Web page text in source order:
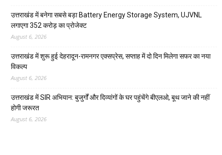
उत्तराखंड में बनेगा सबसे बड़ा Battery Energy Storage System, UJVNL
लगाएगा 352 करोड़ का प्रोजेक्ट
August 6, 2026
उत्तराखंड में शुरू हुई देहरादून-रामनगर एक्सप्रेस, सप्ताह में दो दिन मिलेगा सफर का नया
विकल्प
August 6, 2026
उत्तराखंड में SIR अभियान: बुजुर्गों और दिव्यांगों के घर पहुंचेंगे बीएलओ, बूथ जाने की नहीं
होगी जरूरत
August 6, 2026